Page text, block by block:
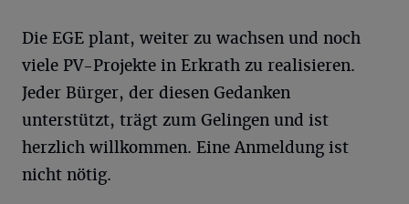
Die EGE plant, weiter zu wachsen und noch
viele PV-Projekte in Erkrath zu realisieren.
Jeder Bürger, der diesen Gedanken
unterstützt, trägt zum Gelingen und ist
herzlich willkommen. Eine Anmeldung ist
nicht nötig.